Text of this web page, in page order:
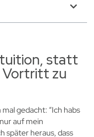
statt
zu
gedacht: “Ich habs
auf mein
später heraus, dass